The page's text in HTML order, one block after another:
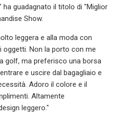
guadagnato il titolo di "Miglior
Show.
leggera e alla moda con
Non la porto con me
golf, ma preferisco una borsa
e uscire dal bagagliaio e
Adoro il colore e il
Altamente
leggero."